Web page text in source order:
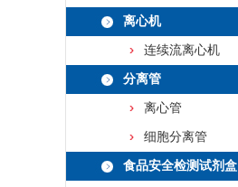
离心机
连续流离心机
分离管
离心管
细胞分离管
食品安全检测试剂盒